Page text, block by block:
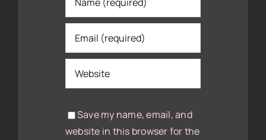
Save my name, email, and
website in this browser for the